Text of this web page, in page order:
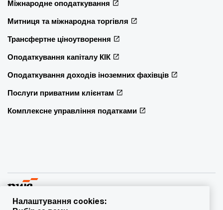
Міжнародне оподаткування
Митниця та міжнародна торгівля
Трансфертне ціноутворення
Оподаткування капіталу КІК
Оподаткування доходів іноземних фахівців
Послуги приватним клієнтам
Комплексне управління податками
Налаштування cookies: